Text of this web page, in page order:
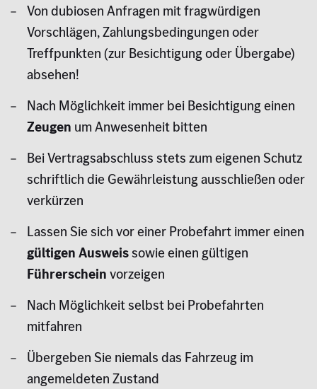
Von dubiosen Anfragen mit fragwürdigen
Vorschlägen, Zahlungsbedingungen oder
Treffpunkten (zur Besichtigung oder Übergabe)
absehen!
Nach Möglichkeit immer bei Besichtigung einen
Zeugen um Anwesenheit bitten
Bei Vertragsabschluss stets zum eigenen Schutz
schriftlich die Gewährleistung ausschließen oder
verkürzen
Lassen Sie sich vor einer Probefahrt immer einen
gültigen Ausweissowie einen gültigen
Führerscheinvorzeigen
Nach Möglichkeit selbst bei Probefahrten
mitfahren
Übergeben Sie niemals das Fahrzeug im
angemeldeten Zustand